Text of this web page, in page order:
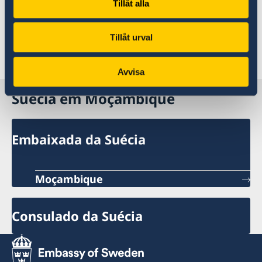
Tillåt alla
Tillåt urval
Avvisa
Suécia em Moçambique
Embaixada da Suécia
Moçambique
Consulado da Suécia